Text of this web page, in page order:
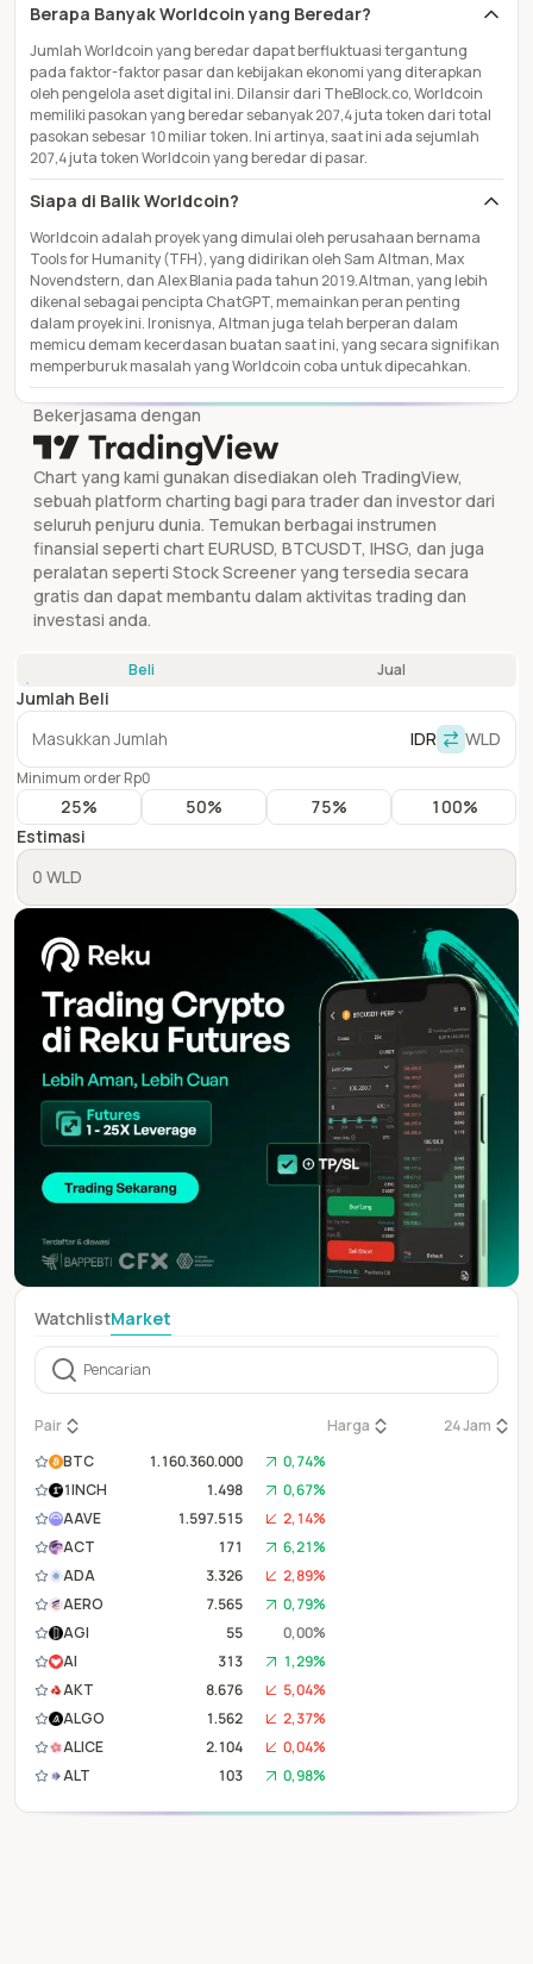
Berapa Banyak Worldcoin yang Beredar?
Jumlah Worldcoin yang beredar dapat berfluktuasi tergantung
pada faktor-faktor pasar dan kebijakan ekonomi yang diterapkan
oleh pengelola aset digital ini. Dilansir dari TheBlock.co, Worldcoin
memiliki pasokan yang beredar sebanyak 207,4 juta token dari total
pasokan sebesar 10 miliar token. Ini artinya, saat ini ada sejumlah
207,4 juta token Worldcoin yang beredar di pasar.
Siapa di Balik Worldcoin?
Worldcoin adalah proyek yang dimulai oleh perusahaan bernama
Tools for Humanity (TFH), yang didirikan oleh Sam Altman, Max
Novendstern, dan Alex Blania pada tahun 2019.Altman, yang lebih
dikenal sebagai pencipta ChatGPT, memainkan peran penting
dalam proyek ini. Ironisnya, Altman juga telah berperan dalam
memicu demam kecerdasan buatan saat ini, yang secara signifikan
memperburuk masalah yang Worldcoin coba untuk dipecahkan.
Bekerjasama dengan
Chart yang kami gunakan disediakan oleh TradingView,
sebuah platform charting bagi para trader dan investor dari
seluruh penjuru dunia. Temukan berbagai instrumen
finansial seperti chart EURUSD, BTCUSDT, IHSG, dan juga
peralatan seperti Stock Screener yang tersedia secara
gratis dan dapat membantu dalam aktivitas trading dan
investasi anda.
Beli Jual
Jumlah Beli
IDR
WLD
Minimum order Rp0
25% 50% 75% 100%
Estimasi
0 WLD
WatchlistMarket
Pair Harga
24 Jam
BTC
1.160.360.000
0,74%
1INCH
1.498
0,67%
AAVE
1.597.515
2,14%
ACT
171
6,21%
ADA
3.326
2,89%
AERO
7.565
0,79%
AGI
55
0,00%
AI
313
1,29%
AKT
8.676
5,04%
ALGO
1.562
2,37%
ALICE
2.104
0,04%
ALT
103
0,98%